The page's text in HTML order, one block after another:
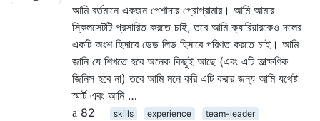
আমি বর্তমানে একজন পেশাদার প্রোগ্রামার। আমি আমার
স্কিলসেটটি প্রসারিত করতে চাই, তবে আমি ক্যারিয়ারকেও দলের
একটি অংশ হিসাবে ডেড লিড হিসাবে পরিণত করতে চাই। আমি
জানি যে শিখতে হবে অনেক কিছুই আছে (এবং এটি তাত্ক্ষণিক
জিনিস হবে না) তবে আমি মনে করি এটি করার জন্য আমি যথেষ্ট
স্মার্ট এবং আমি …
82
skills experience team-leader